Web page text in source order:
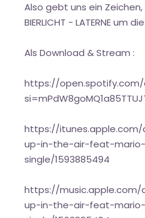
Also gebt uns ein
BIERLICHT - LATERNE um
Als Download & Stream :
https://open.spotify.com/
https://
up-in-the-air-feat-
single/1593885494
https://
up-in-the-air-feat-